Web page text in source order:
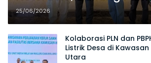
dan Ekonomi Kota
25/06/2026
Kolaborasi PLN dan
Listrik Desa di
Utara